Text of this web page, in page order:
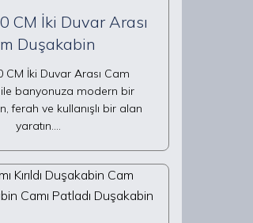
CM İki Duvar Arası
Duşakabin
CM İki Duvar Arası Cam
banyonuza modern bir
ferah ve kullanışlı bir alan
yaratın.…